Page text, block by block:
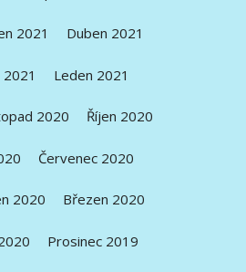
2021 Duben 2021
Leden 2021
2020 Říjen 2020
Červenec 2020
2020 Březen 2020
Prosinec 2019